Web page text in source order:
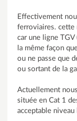
Effectivement
ferroviaires. cette
car une ligne
la même façon
ou ne passe que
ou sortant de la
Actuellement
située en Cat 1
acceptable niveau